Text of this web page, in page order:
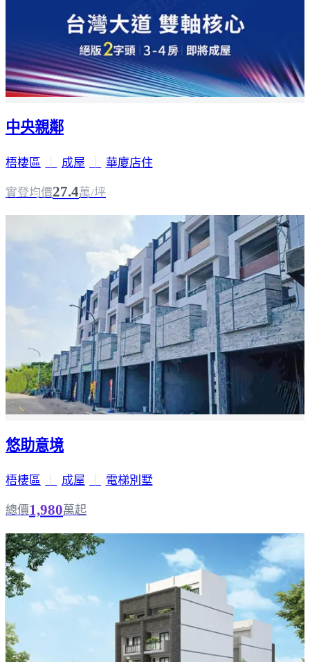
中央親鄰
梧棲區 成屋 華廈店住
實登均價27.4萬/坪
悠助意境
梧棲區 成屋 電梯別墅
總價1,980萬起